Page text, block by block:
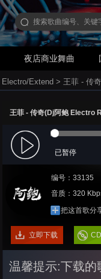
夜店商业舞曲
Electro/Extend > 王菲 - 传
王菲 - 传奇(Dj阿鲍 Electro
已暂停
编号：33135
音质：320
把这首歌分
立即下载
温馨提示:下载的